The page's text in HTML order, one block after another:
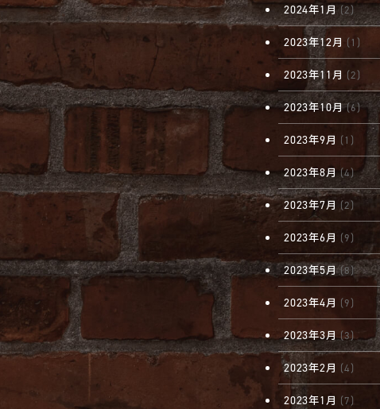
2024年1月(2)
2023年12月 (1)
2023年11月 (2)
2023年10月(6)
2023年9月 (1)
2023年8月 (4)
2023年7月 (2)
2023年6月 (9)
2023年5月(8)
2023年4月 (9)
2023年3月(3)
2023年2月 (4)
2023年1月 (7)